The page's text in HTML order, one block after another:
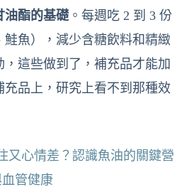
油酯的基礎。每週吃 2 到 3 份
魚），減少含糖飲料和精緻
這些做到了，補充品才能加
品上，研究上看不到那種效
又心情差？認識魚油的關鍵營
管健康